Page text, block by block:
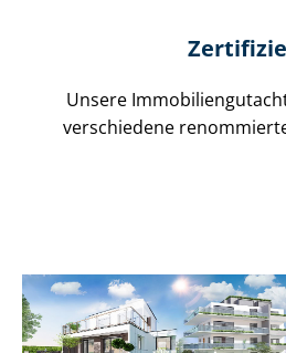
Unsere
verschiedene